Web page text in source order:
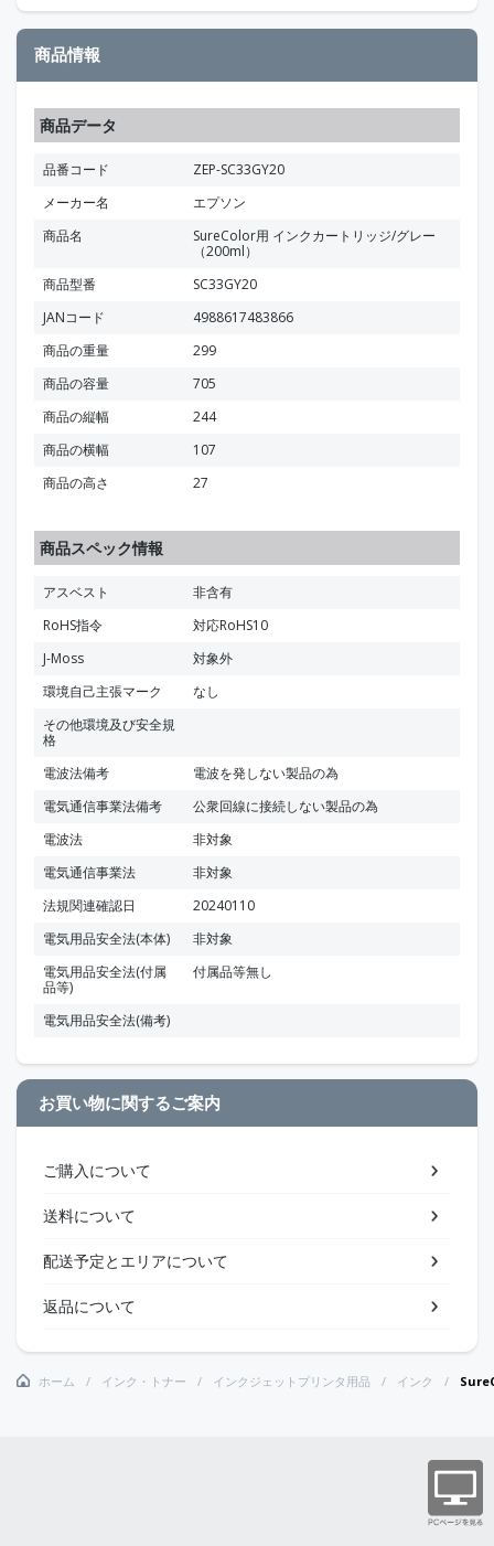
商品情報
商品データ
品番コード
ZEP-SC33GY20
メーカー名
エプソン
商品名
SureColor用 インクカートリッジ/グレー
（200ml）
商品型番
SC33GY20
JANコード
4988617483866
商品の重量
299
商品の容量
705
商品の縦幅
244
商品の横幅
107
商品の高さ
27
商品スペック情報
アスベスト
非含有
RoHS指令
対応RoHS10
J-Moss
対象外
環境自己主張マーク
なし
その他環境及び安全規
格
電波法備考
電波を発しない製品の為
電気通信事業法備考
公衆回線に接続しない製品の為
電波法
非対象
電気通信事業法
非対象
法規関連確認日
20240110
電気用品安全法(本体)
非対象
電気用品安全法(付属
品等)
付属品等無し
電気用品安全法(備考)
お買い物に関するご案内
ご購入について
送料について
配送予定とエリアについて
返品について
ホーム インク・トナー インクジェットプリンタ用品 インク